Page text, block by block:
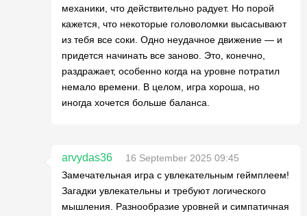
механики, что действительно радует. Но порой
кажется, что некоторые головоломки высасывают
из тебя все соки. Одно неудачное движение — и
придется начинать все заново. Это, конечно,
раздражает, особенно когда на уровне потратил
немало времени. В целом, игра хороша, но
иногда хочется больше баланса.
arvydas36
16 September 2025 09:45
Замечательная игра с увлекательным геймплеем!
Загадки увлекательны и требуют логического
мышления. Разнообразие уровней и симпатичная